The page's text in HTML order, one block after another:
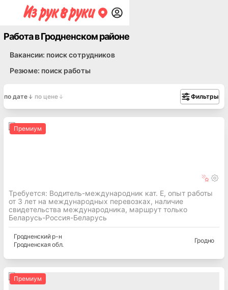
Работа в Гродненском районе
Вакансии: поиск сотрудников
Резюме: поиск работы
по дате по цене Фильтры
Премиум
Требуется: Водитель-международник кат. Е, опыт работы
от 3 лет на международных перевозках, наличие
свидетельства международника, маршрут только
Беларусь-Россия-Беларусь
Гродненскийр-н
Гродненская обл.
Гродно
Премиум